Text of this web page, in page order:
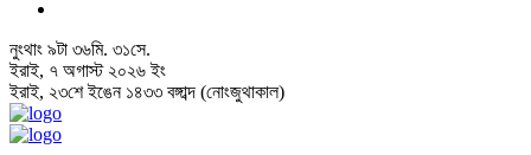
নুংথাং ৯টা ৩৬মি. ৩১সে.
ইরাই, ৭ অগাস্ট ২০২৬ ইং
ইরাই, ২৩শে ইঙেন ১৪৩৩ বঙ্গাব্দ (নোংজুথাকাল)